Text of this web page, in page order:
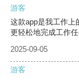
游客
这款app是我工作上
更轻松地完成工作任
2025-09-05
游客